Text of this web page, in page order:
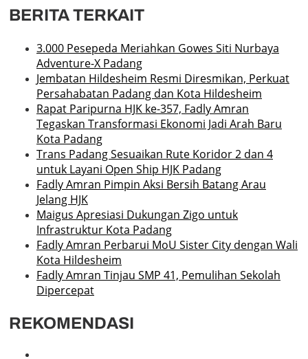
BERITA TERKAIT
3.000 Pesepeda Meriahkan Gowes Siti Nurbaya
Adventure-X Padang
Jembatan Hildesheim Resmi Diresmikan, Perkuat
Persahabatan Padang dan Kota Hildesheim
Rapat Paripurna HJK ke-357, Fadly Amran
Tegaskan Transformasi Ekonomi Jadi Arah Baru
Kota Padang
Trans Padang Sesuaikan Rute Koridor 2 dan 4
untuk Layani Open Ship HJK Padang
Fadly Amran Pimpin Aksi Bersih Batang Arau
Jelang HJK
Maigus Apresiasi Dukungan Zigo untuk
Infrastruktur Kota Padang
Fadly Amran Perbarui MoU Sister City dengan Wali
Kota Hildesheim
Fadly Amran Tinjau SMP 41, Pemulihan Sekolah
Dipercepat
REKOMENDASI